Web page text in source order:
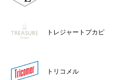
トレジャートプカピ
トリコメル